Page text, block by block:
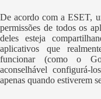
De acordo com a ESET,
permissões de todos os
deles esteja
aplicativos que
funcionar (como o
aconselhável configurá-
apenas quando estiverem